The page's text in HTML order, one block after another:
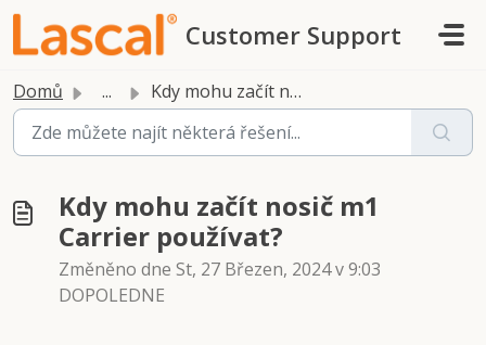
Přeskočit na hlavní obsah
Customer Support
Domů ... Kdy mohu začít nosič m1 Carrier používat?
Kdy mohu začít nosič m1
Carrier používat?
Změněno dne St, 27 Březen, 2024 v 9:03
DOPOLEDNE